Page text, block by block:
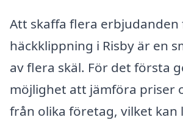
Att skaffa flera erbjudanden
häckklippning i Risby är en
av flera skäl. För det första
möjlighet att jämföra priser
från olika företag, vilket kan